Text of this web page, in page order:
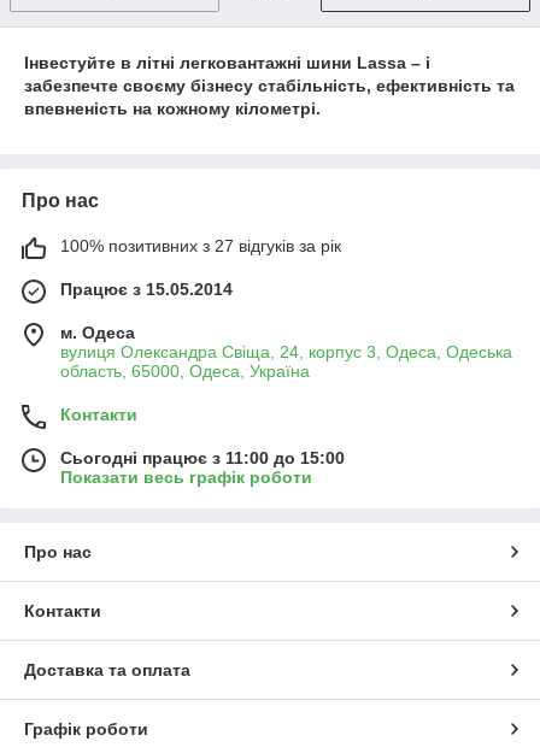
Інвестуйте в літні легковантажні шини Lassa – і
забезпечте своєму бізнесу стабільність, ефективність та
впевненість на кожному кілометрі.
Про нас
100% позитивних з 27 відгуків за рік
Працює з 15.05.2014
м. Одеса
вулиця Олександра Свіща, 24, корпус 3, Одеса, Одеська
область, 65000, Одеса, Україна
Контакти
Сьогодні працює з 11:00 до 15:00
Показати весь графік роботи
Про нас
Контакти
Доставка та оплата
Графік роботи